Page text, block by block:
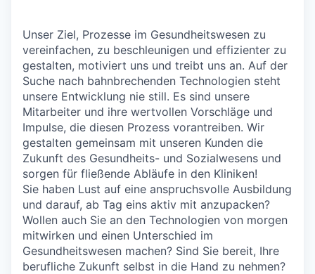
Unser Ziel, Prozesse im Gesundheitswesen zu
vereinfachen, zu beschleunigen und effizienter zu
gestalten, motiviert uns und treibt uns an. Auf der
Suche nach bahnbrechenden Technologien steht
unsere Entwicklung nie still. Es sind unsere
Mitarbeiter und ihre wertvollen Vorschläge und
Impulse, die diesen Prozess vorantreiben. Wir
gestalten gemeinsam mit unseren Kunden die
Zukunft des Gesundheits- und Sozialwesens und
sorgen für fließende Abläufe in den Kliniken!
Sie haben Lust auf eine anspruchsvolle Ausbildung
und darauf, ab Tag eins aktiv mit anzupacken?
Wollen auch Sie an den Technologien von morgen
mitwirken und einen Unterschied im
Gesundheitswesen machen? Sind Sie bereit, Ihre
berufliche Zukunft selbst in die Hand zu nehmen?